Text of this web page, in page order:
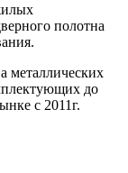
полотна
металлических
до
с 2011г.